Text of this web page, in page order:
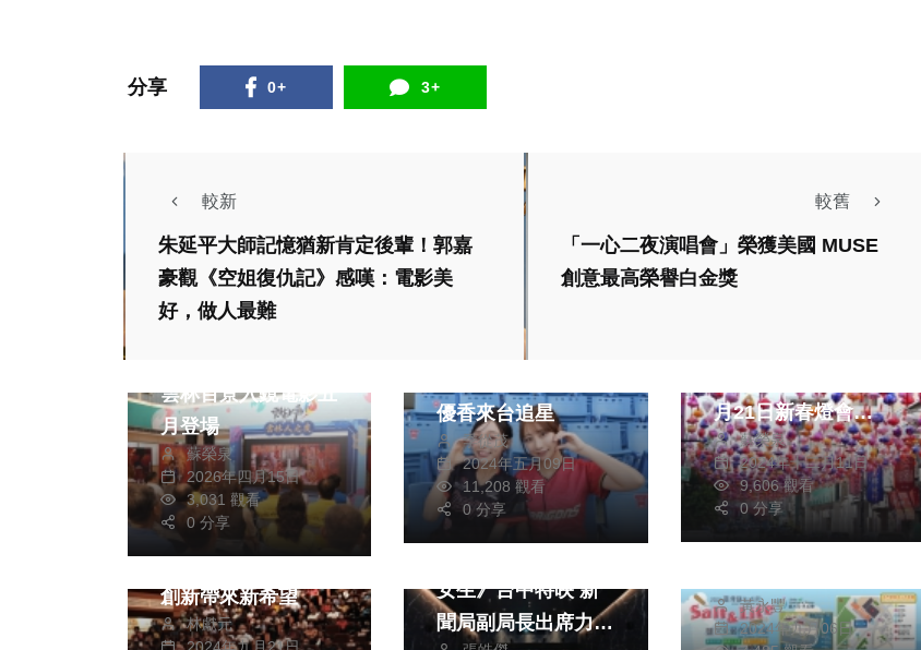
分享 0+ 3+
較新
朱延平大師記憶猶新肯定後輩！郭嘉
豪觀《空姐復仇記》感嘆：電影美
好，做人最難
較舊
「一心二夜演唱會」榮獲美國 MUSE
創意最高榮譽白金獎
影視 綜合
雲林百景入鏡電影五
月登場
蘇榮泉
2026年四月15日
3,031 觀看
0 分享
生活
運動
球場探班！ 日本
優香來台追星
季從茂
2024年五月09日
11,208 觀看
0 分享
生活
月21日新春燈會活
動熱鬧登場
蘇榮泉
2024年十二月11日
9,606 觀看
0 分享
政治 演唱會
走出921傷痛 客家
「記得」演唱會多元
創新帶來新希望
林獻元
2024年九月21日
影視 綜合
女生》台中特映 新
聞局副局長出席力
社會 生活
健康及醫療 影視
2024臺灣鹽生活節─
鹽文化藝術嘉年華，
接棒！
黃永豐
2024年九月06日